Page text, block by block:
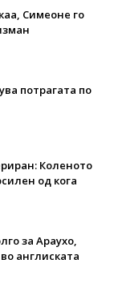
Симеоне го
потрагата по
Коленото
од кога
за Араухо,
англиската